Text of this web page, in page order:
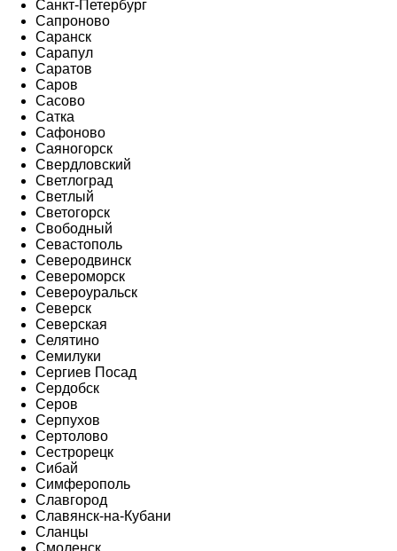
Санкт-Петербург
Сапроново
Саранск
Сарапул
Саратов
Саров
Сасово
Сатка
Сафоново
Саяногорск
Свердловский
Светлоград
Светлый
Светогорск
Свободный
Севастополь
Северодвинск
Североморск
Североуральск
Северск
Северская
Селятино
Семилуки
Сергиев Посад
Сердобск
Серов
Серпухов
Сертолово
Сестрорецк
Сибай
Симферополь
Славгород
Славянск-на-Кубани
Сланцы
Смоленск